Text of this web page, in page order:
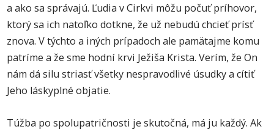
a ako sa správajú. Ľudia v Cirkvi môžu počuť príhovor,
ktorý sa ich natoľko dotkne, že už nebudú chcieť prísť
znova. V týchto a iných prípadoch ale pamätajme komu
patríme a že sme hodní krvi Ježiša Krista. Verím, že On
nám dá silu striasť všetky nespravodlivé úsudky a cítiť
Jeho láskyplné objatie.
Túžba po spolupatričnosti je skutočná, má ju každý. Ak